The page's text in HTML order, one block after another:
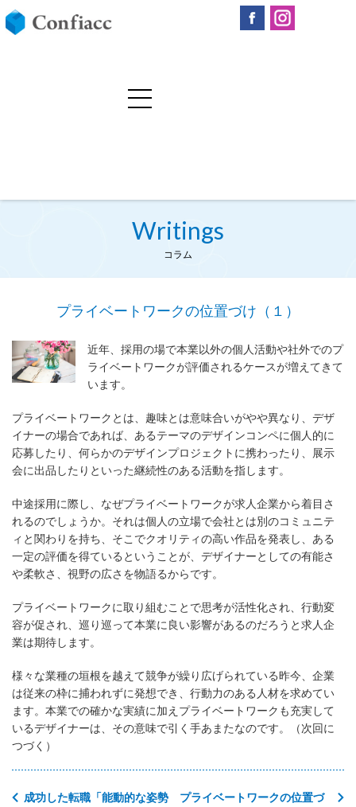
Writings
コラム
プライベートワークの位置づけ（１）
近年、採用の場で本業以外の個人活動や社外でのプ
ライベートワークが評価されるケースが増えてきて
います。
プライベートワークとは、趣味とは意味合いがやや異なり、デザ
イナーの場合であれば、あるテーマのデザインコンペに個人的に
応募したり、何らかのデザインプロジェクトに携わったり、展示
会に出品したりといった継続性のある活動を指します。
中途採用に際し、なぜプライベートワークが求人企業から着目さ
れるのでしょうか。それは個人の立場で会社とは別のコミュニテ
ィと関わりを持ち、そこでクオリティの高い作品を発表し、ある
一定の評価を得ているということが、デザイナーとしての有能さ
や柔軟さ、視野の広さを物語るからです。
プライベートワークに取り組むことで思考が活性化され、行動変
容が促され、巡り巡って本業に良い影響があるのだろうと求人企
業は期待します。
様々な業種の垣根を越えて競争が繰り広げられている昨今、企業
は従来の枠に捕われずに発想でき、行動力のある人材を求めてい
ます。本業での確かな実績に加えプライベートワークも充実して
いるデザイナーは、その意味で引く手あまたなのです。（次回に
つづく）
プライベートワークの位置づ
成功した転職「能動的な姿勢